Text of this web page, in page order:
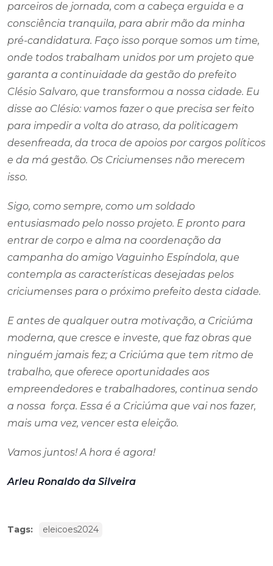
parceiros de jornada, com a cabeça erguida e a
consciência tranquila, para abrir mão da minha
pré-candidatura. Faço isso porque somos um time,
onde todos trabalham unidos por um projeto que
garanta a continuidade da gestão do prefeito
Clésio Salvaro, que transformou a nossa cidade. Eu
disse ao Clésio: vamos fazer o que precisa ser feito
para impedir a volta do atraso, da politicagem
desenfreada, da troca de apoios por cargos políticos
e da má gestão. Os Criciumenses não merecem
isso.
Sigo, como sempre, como um soldado
entusiasmado pelo nosso projeto. E pronto para
entrar de corpo e alma na coordenação da
campanha do amigo Vaguinho Espíndola, que
contempla as características desejadas pelos
criciumenses para o próximo prefeito desta cidade.
E antes de qualquer outra motivação, a Criciúma
moderna, que cresce e investe, que faz obras que
ninguém jamais fez; a Criciúma que tem ritmo de
trabalho, que oferece oportunidades aos
empreendedores e trabalhadores, continua sendo
a nossa força. Essa é a Criciúma que vai nos fazer,
mais uma vez, vencer esta eleição.
Vamos juntos! A hora é agora!
Arleu Ronaldo da Silveira
Tags: eleicoes2024